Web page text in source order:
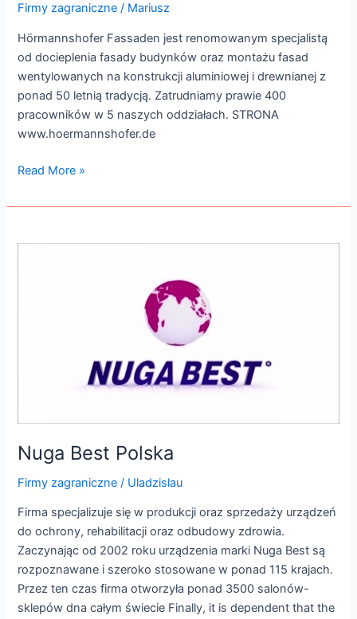
Firmy zagraniczne / Mariusz
Hörmannshofer Fassaden jest renomowanym specjalistą
od docieplenia fasady budynków oraz montażu fasad
wentylowanych na konstrukcji aluminiowej i drewnianej z
ponad 50 letnią tradycją. Zatrudniamy prawie 400
pracowników w 5 naszych oddziałach. STRONA
www.hoermannshofer.de
Read More »
Nuga Best Polska
Firmy zagraniczne / Uladzislau
Firma specjalizuje się w produkcji oraz sprzedaży urządzeń
do ochrony, rehabilitacji oraz odbudowy zdrowia.
Zaczynając od 2002 roku urządzenia marki Nuga Best są
rozpoznawane i szeroko stosowane w ponad 115 krajach.
Przez ten czas firma otworzyła ponad 3500 salonów-
sklepów dna całym świecie Finally, it is dependent that the